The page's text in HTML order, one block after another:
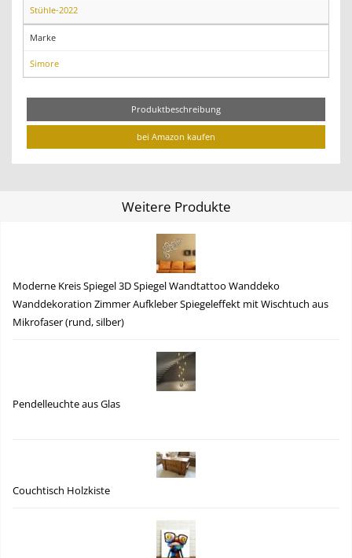
Stühle-2022
Marke
Simore
Produktbeschreibung
bei Amazon kaufen
Weitere Produkte
Moderne Kreis Spiegel 3D Spiegel Wandtattoo Wanddeko
Wanddekoration Zimmer Aufkleber Spiegeleffekt mit Wischtuch aus
Mikrofaser (rund, silber)
Pendelleuchte aus Glas
Couchtisch Holzkiste